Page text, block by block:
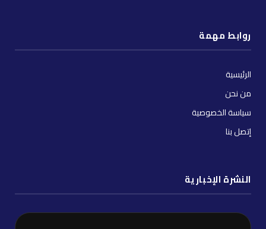
روابط مهمة
الرئيسية
من نحن
سياسة الخصوصية
إتصل بنا
النشرة الإخبارية